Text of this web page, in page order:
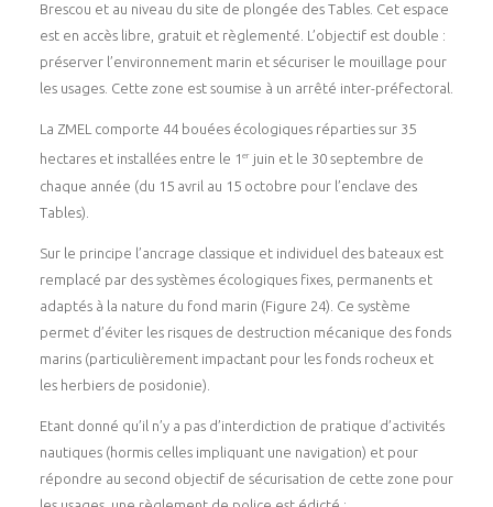
Brescou et au niveau du site de plongée des Tables. Cet espace
est en accès libre, gratuit et règlementé. L’objectif est double :
préserver l’environnement marin et sécuriser le mouillage pour
les usages. Cette zone est soumise à un arrêté inter-préfectoral.
La ZMEL comporte 44 bouées écologiques réparties sur 35
hectares et installées entre le 1 erjuin et le 30 septembre de
chaque année (du 15 avril au 15 octobre pour l’enclave des
Tables).
Sur le principe l’ancrage classique et individuel des bateaux est
remplacé par des systèmes écologiques fixes, permanents et
adaptés à la nature du fond marin (Figure 24). Ce système
permet d’éviter les risques de destruction mécanique des fonds
marins (particulièrement impactant pour les fonds rocheux et
les herbiers de posidonie).
Etant donné qu’il n’y a pas d’interdiction de pratique d’activités
nautiques (hormis celles impliquant une navigation) et pour
répondre au second objectif de sécurisation de cette zone pour